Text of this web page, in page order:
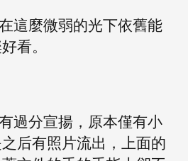
這麼微弱的光下依舊能
看。
過分宣揚，原本僅有小
后有照片流出，上面的